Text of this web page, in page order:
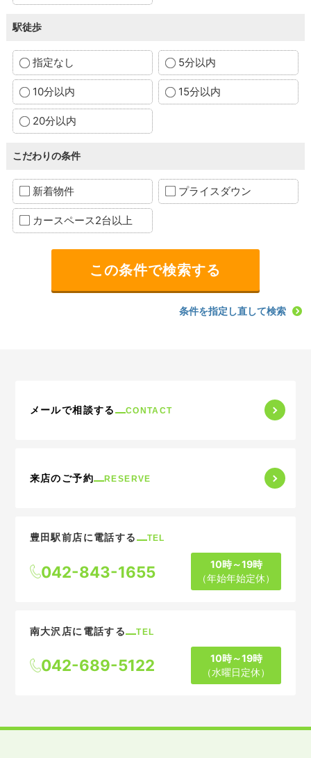
駅徒歩
指定なし 5分以内
10分以内 15分以内
20分以内
こだわりの条件
新着物件 プライスダウン
カースペース2台以上
条件を指定し直して検索
メールで相談する CONTACT
来店のご予約 RESERVE
豊田駅前店に電話する TEL
042-843-1655
10時～19時
（年始年始定休）
南大沢店に電話する TEL
042-689-5122
10時～19時
（水曜日定休）